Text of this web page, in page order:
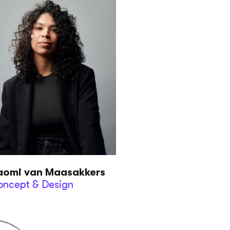
van Maasakkers
& Design